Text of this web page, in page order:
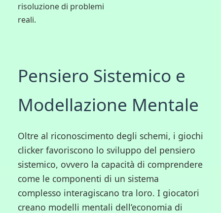
risoluzione di problemi
reali.
Pensiero Sistemico e
Modellazione Mentale
Oltre al riconoscimento degli schemi, i giochi
clicker favoriscono lo sviluppo del pensiero
sistemico, ovvero la capacità di comprendere
come le componenti di un sistema
complesso interagiscano tra loro. I giocatori
creano modelli mentali dell’economia di